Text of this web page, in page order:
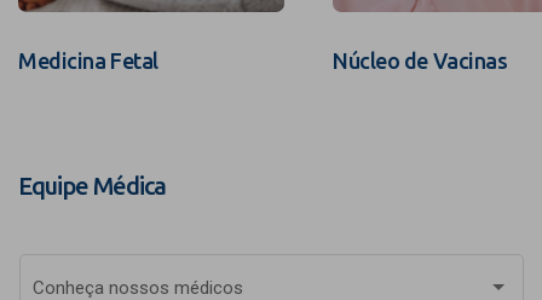
Medicina Fetal Núcleo de Vacinas
Equipe Médica
Conheça nossos médicos